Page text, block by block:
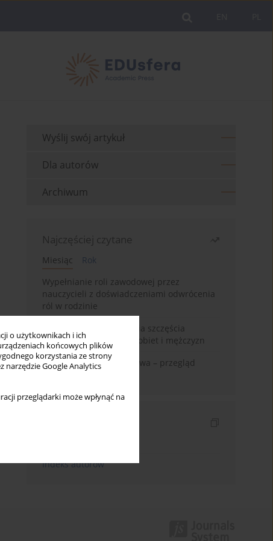
o użytkownikach i ich
końcowych plików
korzystania ze strony
narzędzie Google Analytics
przeglądarki może wpłynąć na
Wyślij swój artykuł
Dla autorów
Archiwum
Najczęściej czytane
Miesiąc
Rok
Wypełnianie roli zawodowej przez
nauczycieli z doświadczeniami odwrócenia
ról w rodzinie
Uwarunkowania poczucia szczęścia
małżeńskiego w opinii kobiet i mężczyzn
Zadowolenie z małżeństwa – przegląd
badań
Indeks autorów